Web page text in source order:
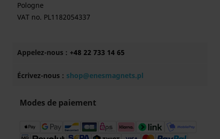
Pologne
VAT no. PL1182054337
Appelez-nous : +48 22 733 14 65
Écrivez-nous : shop@enesmagnets.pl
Modes de paiement